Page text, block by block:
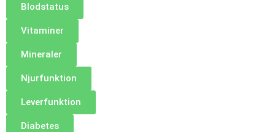
Blodstatus
Vitaminer
Mineraler
Njurfunktion
Leverfunktion
Diabetes